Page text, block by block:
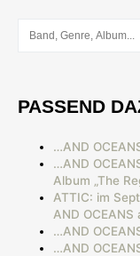
PASSEND
…AND
…AND
Album „The
ATTIC: im
AND OCEANS
…AND
…AND